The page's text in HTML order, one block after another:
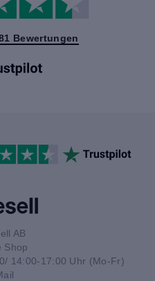
Bewertungen
AB
Shop
14:00-17:00 Uhr (Mo-Fr)